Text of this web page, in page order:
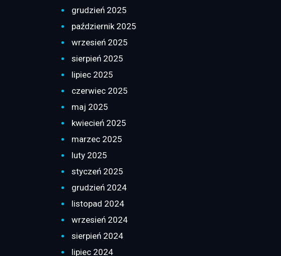
grudzień 2025
październik 2025
wrzesień 2025
sierpień 2025
lipiec 2025
czerwiec 2025
maj 2025
kwiecień 2025
marzec 2025
luty 2025
styczeń 2025
grudzień 2024
listopad 2024
wrzesień 2024
sierpień 2024
lipiec 2024